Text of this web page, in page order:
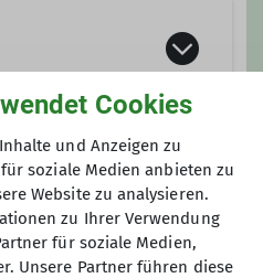
Cookies
und Anzeigen zu
soziale Medien anbieten zu
Website zu analysieren.
zu Ihrer Verwendung
für soziale Medien,
Unsere Partner führen diese